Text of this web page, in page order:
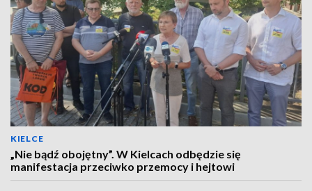
KIELCE
„Nie bądź obojętny”. W Kielcach odbędzie się
manifestacja przeciwko przemocy i hejtowi